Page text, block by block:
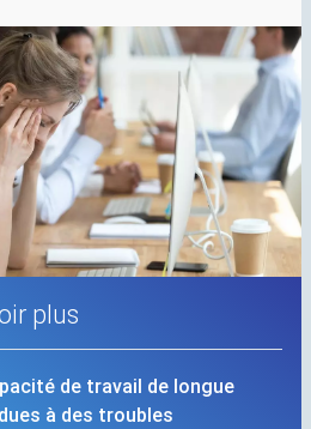
plus
de travail de longue
à des troubles